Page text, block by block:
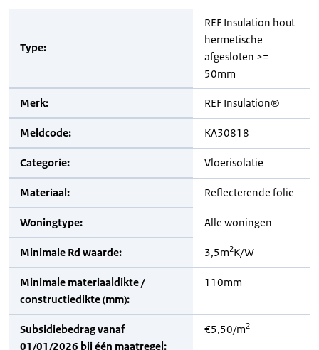
Type:
REF Insulation hout
hermetische
afgesloten >=
50mm
Merk: REF Insulation®
Meldcode: KA30818
Categorie: Vloerisolatie
Materiaal: Reflecterende folie
Woningtype: Alle woningen
Minimale Rd waarde: 3,5m2K/W
Minimale materiaaldikte /
constructiedikte (mm):
110mm
Subsidiebedrag vanaf
01/01/2026 bij één maatregel:
€5,50/m2